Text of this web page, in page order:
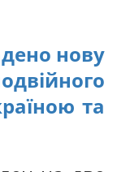
нову
та